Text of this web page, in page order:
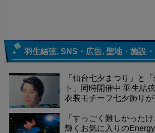
羽生結弦 SNS・広告 聖地・施設
「仙台七夕まつり」と
ト」同時開催中 羽生結
衣装モチーフ七夕飾り
「すっごく難しかった
輝くお気に入りの